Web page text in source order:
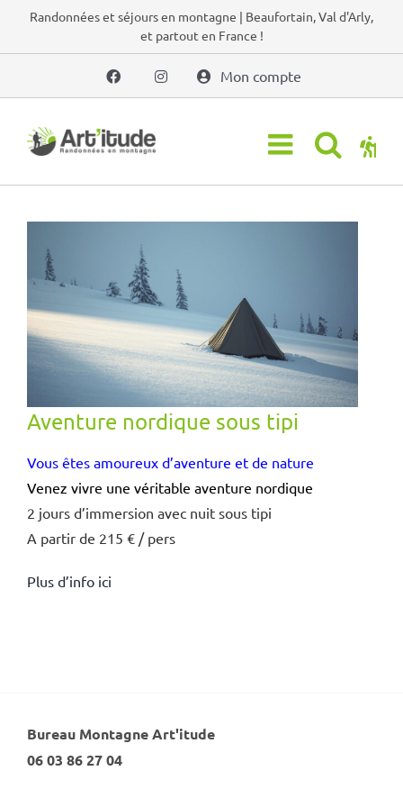
PasserRandonnées et séjours en montagne | Beaufortain, Val d'Arly,
et partout en France !
Mon compte
l'image
agrandie
Aventure nordique sous tipi
Vous êtes amoureux d’aventure et de nature
Venez vivre une véritable aventure nordique
2 jours d’immersion avec nuit sous tipi
A partir de 215 € / pers
Plus d’info ici
Bureau Montagne Art'itude
06 03 86 27 04